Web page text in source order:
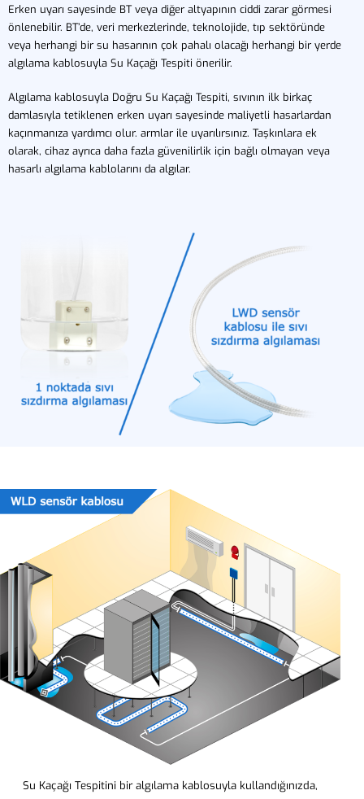
Erken uyarı sayesinde BT veya diğer altyapının ciddi zarar görmesi
önlenebilir. BT’de, veri merkezlerinde, teknolojide, tıp sektöründe
veya herhangi bir su hasarının çok pahalı olacağı herhangi bir yerde
algılama kablosuyla Su Kaçağı Tespiti önerilir.
Algılama kablosuyla Doğru Su Kaçağı Tespiti, sıvının ilk birkaç
damlasıyla tetiklenen erken uyarı sayesinde maliyetli hasarlardan
kaçınmanıza yardımcı olur. armlar ile uyarılırsınız. Taşkınlara ek
olarak, cihaz ayrıca daha fazla güvenilirlik için bağlı olmayan veya
hasarlı algılama kablolarını da algılar.
Su Kaçağı Tespitini bir algılama kablosuyla kullandığınızda,